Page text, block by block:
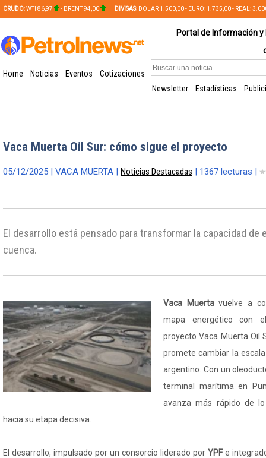
CRUDO: WTI 86,97 - BRENT 94,00 DIVISAS: DOLAR 1.500,00 - EURO: 1.735,00 - REAL:
Portal de Información
Home Noticias Eventos
Cotizaciones
Newsletter
Estadísticas
Vaca Muerta Oil Sur: cómo sigue el proyecto
05/12/2025 | VACA MUERTA | Noticias Destacadas | 1367 lecturas |
El desarrollo está pensado para transformar la capacidad de
cuenca.
Vaca Muertavuelve a
mapa energético con
proyecto Vaca Muerta Oil
promete cambiar la
argentino. Con un
terminal marítima en
avanza más rápido de
hacia su etapa decisiva.
El desarrollo, impulsado por un consorcio liderado por YPFe